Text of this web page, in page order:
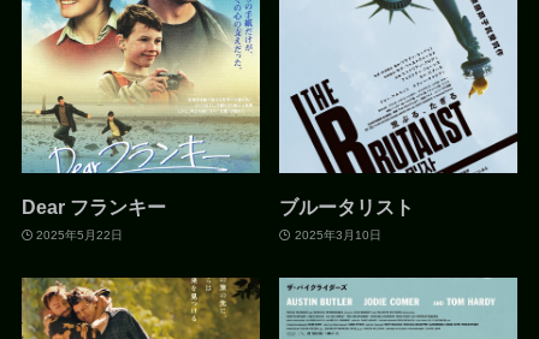
Dear フランキー
2025年5月22日
ブルータリスト
2025年3月10日